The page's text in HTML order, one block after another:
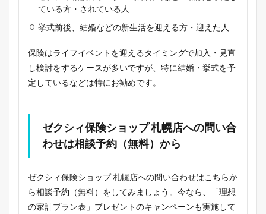
ている方・されている人
挙式前後、結婚などの新生活を迎える方・迎えた人
保険はライフイベントを迎えるタイミングで加入・見直
し検討をするケースが多いですが、特に結婚・挙式を予
定しているなどは特にお勧めです。
ゼクシィ保険ショップ 札幌店への問い合
わせは相談予約（無料）から
ゼクシィ保険ショップ 札幌店への問い合わせはこちらか
ら相談予約（無料）をしてみましょう。今なら、「理想
の家計プラン表」プレゼントのキャンペーンも実施して